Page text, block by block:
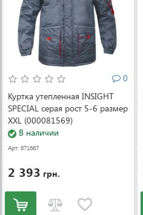
0
Куртка утепленная INSIGHT
SPECIAL серая рост 5-6 размер
XXL (000081569)
В наличии
Арт: 871667
2 393 грн.